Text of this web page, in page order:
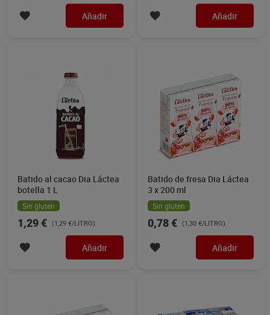
Añadir Añadir
Batido al cacao Dia Láctea
botella 1 L
Sin gluten
1,29 € (1,29 €/LITRO)
Añadir
Batido de fresa Dia Láctea
3 x 200 ml
Sin gluten
0,78 € (1,30 €/LITRO)
Añadir